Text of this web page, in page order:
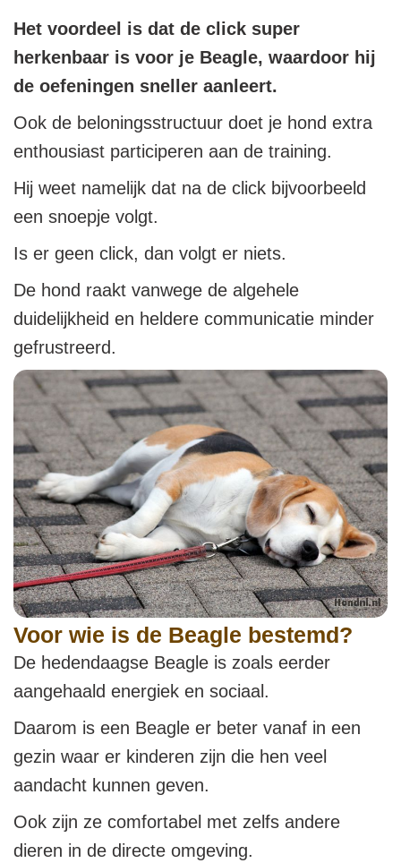
Het voordeel is dat de click super
herkenbaar is voor je Beagle, waardoor hij
de oefeningen sneller aanleert.
Ook de beloningsstructuur doet je hond extra
enthousiast participeren aan de training.
Hij weet namelijk dat na de click bijvoorbeeld
een snoepje volgt.
Is er geen click, dan volgt er niets.
De hond raakt vanwege de algehele
duidelijkheid en heldere communicatie minder
gefrustreerd.
Voor wie is de Beagle bestemd?
De hedendaagse Beagle is zoals eerder
aangehaald energiek en sociaal.
Daarom is een Beagle er beter vanaf in een
gezin waar er kinderen zijn die hen veel
aandacht kunnen geven.
Ook zijn ze comfortabel met zelfs andere
dieren in de directe omgeving.